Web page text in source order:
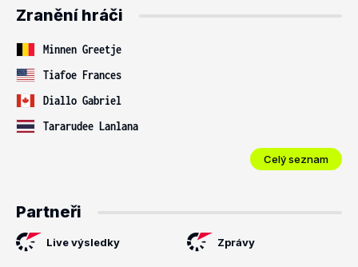
Zranění hráči
Minnen Greetje
Tiafoe Frances
Diallo Gabriel
Tararudee Lanlana
Celý seznam
Partneři
Live výsledky Zprávy